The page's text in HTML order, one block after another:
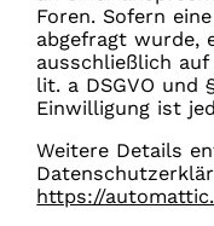
Foren. Sofern
abgefragt wurde,
ausschließlich auf
lit. a DSGVO und
Einwilligung ist
Weitere Details
https://